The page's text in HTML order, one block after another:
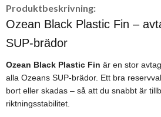
Produktbeskrivning:
Ozean Black Plastic Fin –
SUP-brädor
Ozean Black Plastic Fin är en stor
alla Ozeans SUP-brädor. Ett bra
bort eller skadas – så att du snabbt är
riktningsstabilitet.